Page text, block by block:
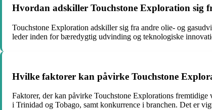
Hvordan adskiller Touchstone Exploration sig
Touchstone Exploration adskiller sig fra andre olie- og
leder inden for bæredygtig udvinding og teknologiske
Hvilke faktorer kan påvirke Touchstone
Faktorer, der kan påvirke Touchstone Explorations
i Trinidad og Tobago, samt konkurrence i branchen. Det er